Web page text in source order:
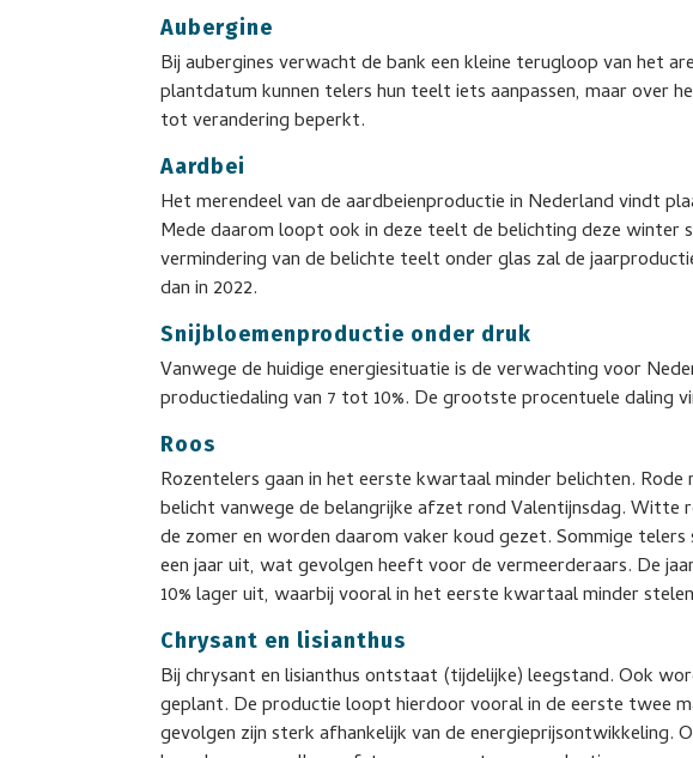
Aubergine
Bij aubergines verwacht de bank een kleine terugloop van het
plantdatum kunnen telers hun teelt iets aanpassen, maar over
tot verandering beperkt.
Aardbei
Het merendeel van de aardbeienproductie in Nederland vindt
Mede daarom loopt ook in deze teelt de belichting deze winter
vermindering van de belichte teelt onder glas zal de
dan in 2022.
Snijbloemenproductie onder druk
Vanwege de huidige energiesituatie is de verwachting voor
productiedaling van 7 tot 10%. De grootste procentuele daling
Roos
Rozentelers gaan in het eerste kwartaal minder belichten.
belicht vanwege de belangrijke afzet rond Valentijnsdag. Witte
de zomer en worden daarom vaker koud gezet. Sommige
een jaar uit, wat gevolgen heeft voor de vermeerderaars. De
10% lager uit, waarbij vooral in het eerste kwartaal minder
Chrysant en lisianthus
Bij chrysant en lisianthus ontstaat (tijdelijke) leegstand. Ook
geplant. De productie loopt hierdoor vooral in de eerste twee
gevolgen zijn sterk afhankelijk van de energieprijsontwikkeling.